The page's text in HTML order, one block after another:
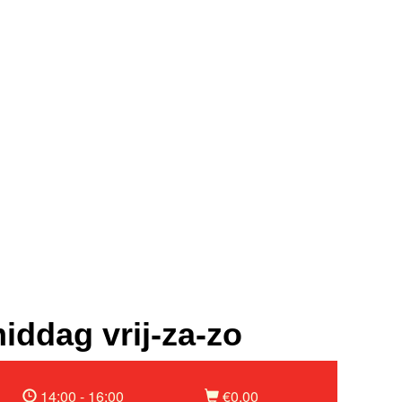
vrij-za-zo
14:00 - 16:00 €0,00